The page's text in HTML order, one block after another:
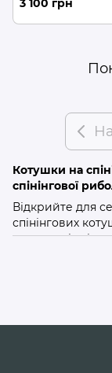
3 100 грн
Котушки на
спінінгової
Відкрийте для
спінінгових
досягти
спінінг
Надійність